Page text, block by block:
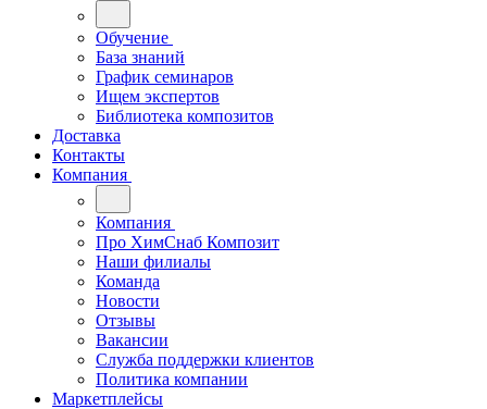
Обучение
База знаний
График семинаров
Ищем экспертов
Библиотека композитов
Доставка
Контакты
Компания
Компания
Про ХимСнаб Композит
Наши филиалы
Команда
Новости
Отзывы
Вакансии
Служба поддержки клиентов
Политика компании
Маркетплейсы